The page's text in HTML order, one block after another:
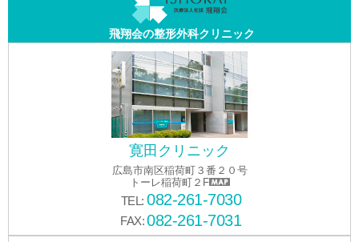
飛翔会の整形外科クリニック
寛田クリニック
広島市南区稲荷町３番２０号
トーレ稲荷町２F
TEL: 082-261-7030
FAX:082-261-7031